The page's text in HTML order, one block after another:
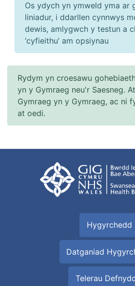
Os ydych yn ymweld yma ar
liniadur, i ddarllen cynnwys
dewis, amlygwch y testun a
‘cyfieithu’ am opsiynau
Rydym yn croesawu
yn y Gymraeg neu'r Saesneg.
Gymraeg yn y Gymraeg, ac ni
at oedi.
Hygyrchedd
Datganiad
Telerau